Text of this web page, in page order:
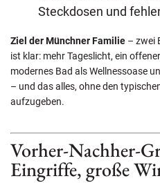
Steckdosen und
Ziel der Münchner Familie – zwei
ist klar: mehr Tageslicht, ein
modernes Bad als Wellnessoase
– und das alles, ohne den
aufzugeben.
Vorher-Nachher-
Eingriffe, große